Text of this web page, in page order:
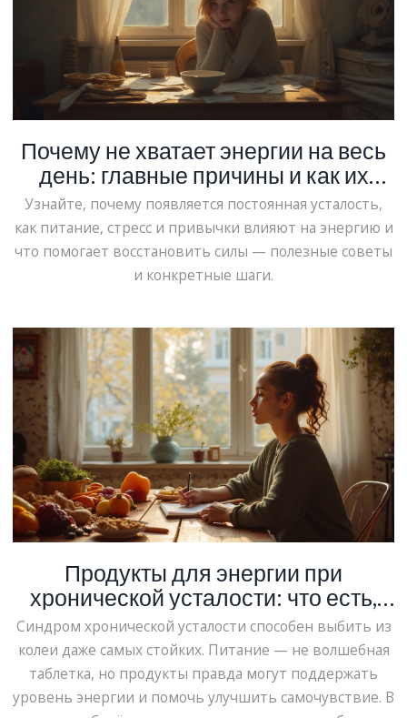
Почему не хватает энергии на весь
день: главные причины и как их
устранить
Узнайте, почему появляется постоянная усталость,
как питание, стресс и привычки влияют на энергию и
что помогает восстановить силы — полезные советы
и конкретные шаги.
Продукты для энергии при
хронической усталости: что есть,
чтобы не вырубаться
Синдром хронической усталости способен выбить из
колеи даже самых стойких. Питание — не волшебная
таблетка, но продукты правда могут поддержать
уровень энергии и помочь улучшить самочувствие. В